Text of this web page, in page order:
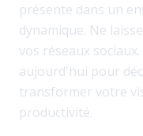
présente dans un
dynamique. Ne
vos réseaux sociaux.
aujourd'hui pour
transformer votre
productivité.